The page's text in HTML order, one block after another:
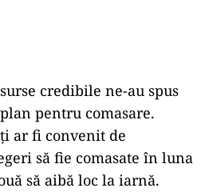
credibile ne-au spus
pentru comasare.
ar fi convenit de
să fie comasate în luna
să aibă loc la iarnă.